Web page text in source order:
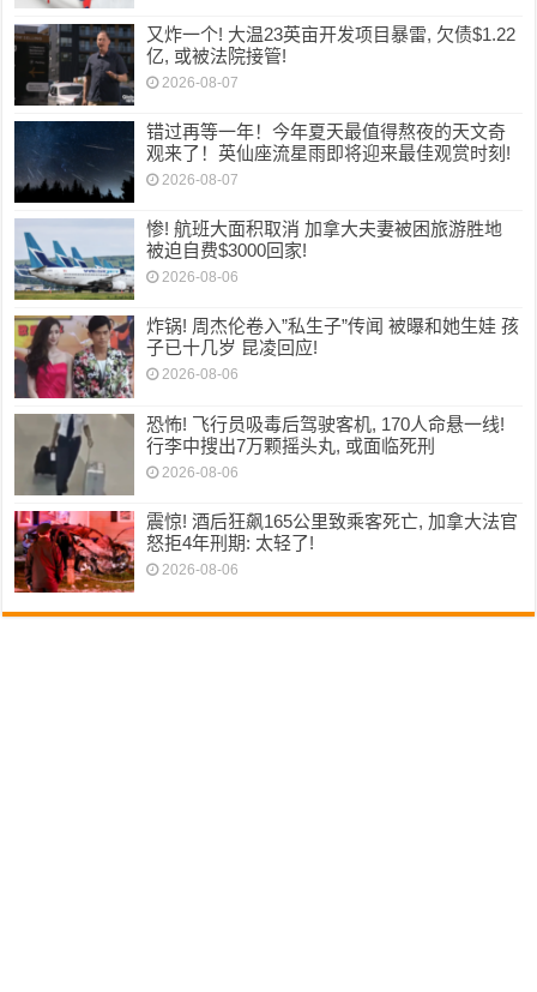
又炸一个! 大温23英亩开发项目暴雷, 欠债$1.22
亿, 或被法院接管!
2026-08-07
错过再等一年！今年夏天最值得熬夜的天文奇
观来了！英仙座流星雨即将迎来最佳观赏时刻!
2026-08-07
惨! 航班大面积取消 加拿大夫妻被困旅游胜地
被迫自费$3000回家!
2026-08-06
炸锅! 周杰伦卷入”私生子”传闻 被曝和她生娃 孩
子已十几岁 昆凌回应!
2026-08-06
恐怖! 飞行员吸毒后驾驶客机, 170人命悬一线!
行李中搜出7万颗摇头丸, 或面临死刑
2026-08-06
震惊! 酒后狂飙165公里致乘客死亡, 加拿大法官
怒拒4年刑期: 太轻了!
2026-08-06